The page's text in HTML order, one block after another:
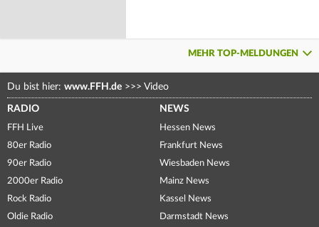
MEHR TOP-MELDUNGEN
Du bist hier: www.FFH.de >>> Video
RADIO
FFH Live
80er Radio
90er Radio
2000er Radio
Rock Radio
Oldie Radio
NEWS
Hessen News
Frankfurt News
Wiesbaden News
Mainz News
Kassel News
Darmstadt News